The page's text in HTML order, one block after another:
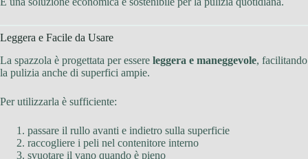
Leggera e Facile da Usare
La spazzola è progettata per essere leggera e maneggevole, facilitando
la pulizia anche di superfici ampie.
Per utilizzarla è sufficiente:
passare il rullo avanti e indietro sulla superficie
raccogliere i peli nel contenitore interno
svuotare il vano quando è pieno